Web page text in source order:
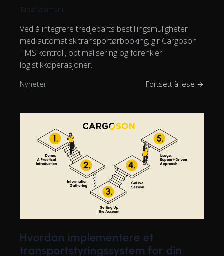
Tanel Vaarmann
Ved å integrere tredjeparts bestillingsmuligheter
med automatisk transportørbooking, gir Cargoson
TMS kontroll, optimalisering og forenkler
logistikkoperasjoner.
Nyheter Fortsett å lese →
Hvordan implementere et
transportstyringssystem for din